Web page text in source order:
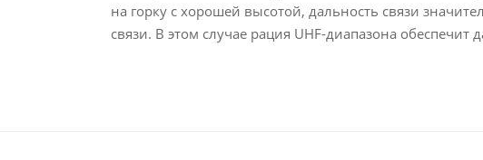
на горку с хорошей высотой, дальность связи
связи. В этом случае рация UHF-диапазона